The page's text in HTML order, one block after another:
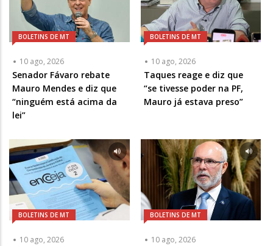
BOLETINS DE MT
10 ago, 2026
Senador Fávaro rebate
Mauro Mendes e diz que
“ninguém está acima da
lei”
BOLETINS DE MT
10 ago, 2026
Taques reage e diz que
“se tivesse poder na PF,
Mauro já estava preso”
BOLETINS DE MT
10 ago, 2026
BOLETINS DE MT
10 ago, 2026